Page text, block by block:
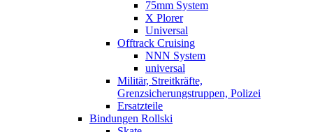
75mm System
X Plorer
Universal
Offtrack Cruising
NNN System
universal
Militär, Streitkräfte,
Grenzsicherungstruppen, Polizei
Ersatzteile
Bindungen Rollski